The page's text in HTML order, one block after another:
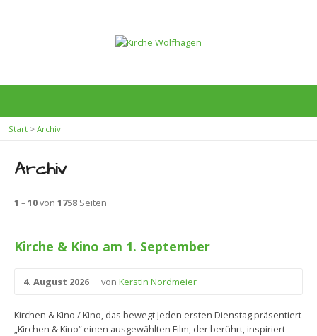
Start > Archiv
Archiv
1 –10von 1758 Seiten
Kirche & Kino am 1. September
4. August 2026 von Kerstin Nordmeier
Kirchen & Kino / Kino, das bewegt Jeden ersten Dienstag präsentiert
„Kirchen & Kino“ einen ausgewählten Film, der berührt, inspiriert